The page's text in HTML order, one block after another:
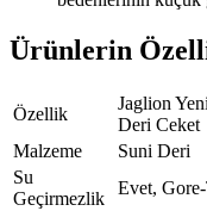
Ürünlerin
Özellik
Jaglion
Deri Ceket
Malzeme
Suni Deri
Su
Geçirmezlik
Evet,